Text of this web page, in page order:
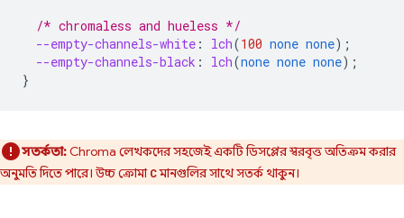
/* chromaless and hueless */
--empty-channels-white : lch(100 none none);
--empty-channels-black : lch(none none none);
}
সতর্কতা:Chroma লেখকদের সহজেই একটি ডিসপ্লের স্বরবৃত্ত অতিক্রম করার
অনুমতি দিতে পারে। উচ্চ ক্রোমাCমানগুলির সাথে সতর্ক থাকুন।